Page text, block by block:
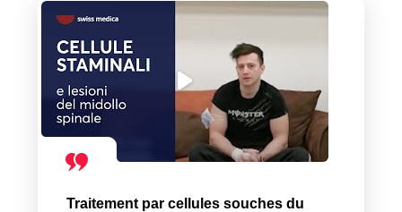
Traitement par cellules souches du